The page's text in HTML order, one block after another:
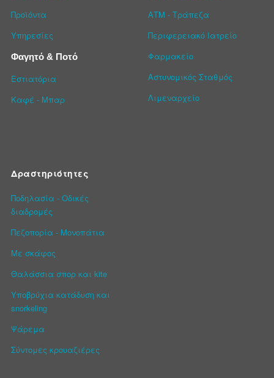
Προϊόντα
Υπηρεσίες
Φαγητό & Ποτό
Εστιατόρια
Καφέ - Μπαρ
ΑΤΜ - Τράπεζα
Περιφερειακό Ιατρείο
Φαρμακείο
Αστυνομικός Σταθμός
Λιμεναρχείο
Δραστηριότητες
Ποδηλασία - Οδικές
διαδρομές
Πεζοπορία - Μονοπάτια
Με σκάφος
Θαλάσσια σπορ και kite
Υποβρύχια κατάδυση και
snorkeling
Ψάρεμα
Σύντομες κρουαζιέρες